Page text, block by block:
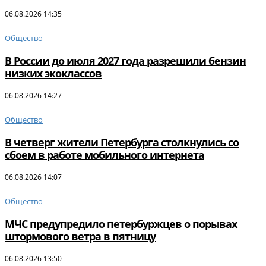
06.08.2026 14:35
Общество
В России до июля 2027 года разрешили бензин
низких экоклассов
06.08.2026 14:27
Общество
В четверг жители Петербурга столкнулись со
сбоем в работе мобильного интернета
06.08.2026 14:07
Общество
МЧС предупредило петербуржцев о порывах
штормового ветра в пятницу
06.08.2026 13:50